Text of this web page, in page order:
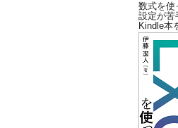
数式を使
設定が苦
Kindle本